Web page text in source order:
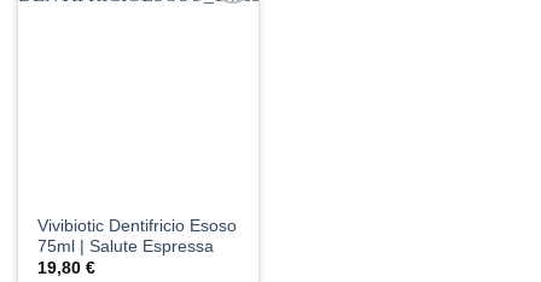
Vivibiotic Dentifricio Esoso
75ml | Salute Espressa
19,80€